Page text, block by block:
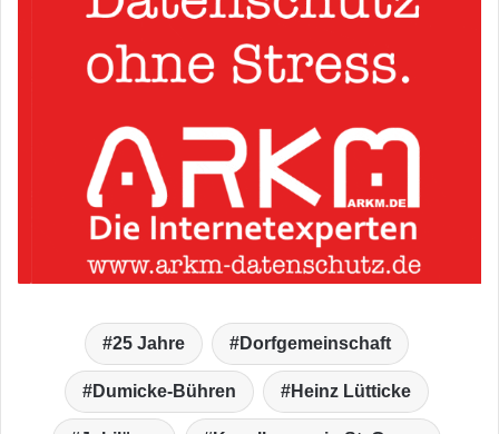
25 Jahre Dorfgemeinschaft
Dumicke-Bühren Heinz Lütticke